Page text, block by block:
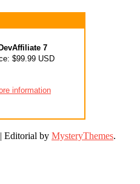
7
$99.99 USD
information
| Editorial by MysteryThemes.